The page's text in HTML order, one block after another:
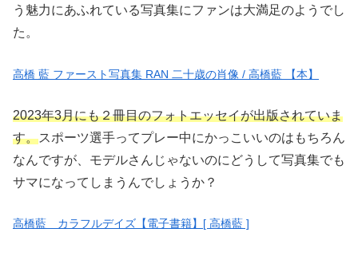
う魅力にあふれている写真集にファンは大満足のようでし
た。
高橋 藍 ファースト写真集 RAN 二十歳の肖像 / 高橋藍 【本】
2023年3月にも２冊目のフォトエッセイが出版されていま
す。スポーツ選手ってプレー中にかっこいいのはもちろん
なんですが、モデルさんじゃないのにどうして写真集でも
サマになってしまうんでしょうか？
高橋藍 カラフルデイズ【電子書籍】[ 高橋藍 ]